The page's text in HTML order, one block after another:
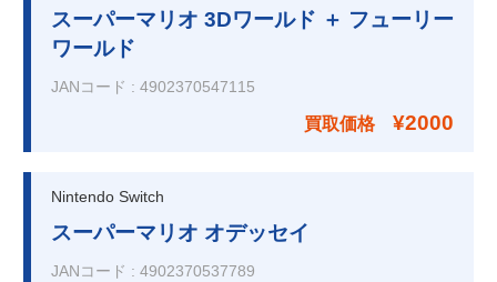
スーパーマリオ 3Dワールド ＋ フューリー
ワールド
JANコード : 4902370547115
買取価格 ¥2000
Nintendo Switch
スーパーマリオ オデッセイ
JANコード : 4902370537789